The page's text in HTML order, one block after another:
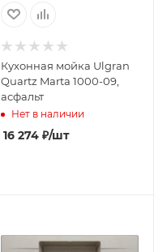
Кухонная мойка Ulgran
Quartz Marta 1000-09,
асфальт
Нет в наличии
16 274₽/шт